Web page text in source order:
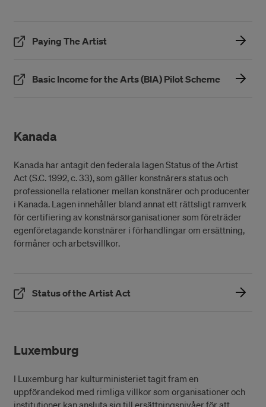
Paying The Artist
Basic Income for the Arts (BIA) Pilot Scheme(Öppnas i
Kanada
Kanada har antagit den federala lagen Status of the Artist
Act (S.C. 1992, c. 33), som gäller konstnärers status och
professionella relationer mellan konstnärer och producenter
i Kanada. Lagen innehåller bland annat ett rättsligt ramverk
för certifiering av konstnärsorganisationer som företräder
egenföretagande konstnärer i förhandlingar om ersättning,
förmåner och arbetsvillkor.
Status of the Artist Act (Öppnas i ett nytt fönster)
Luxemburg
I Luxemburg har kulturministeriet tagit fram en
uppförandekod med rimliga villkor som organisationer och